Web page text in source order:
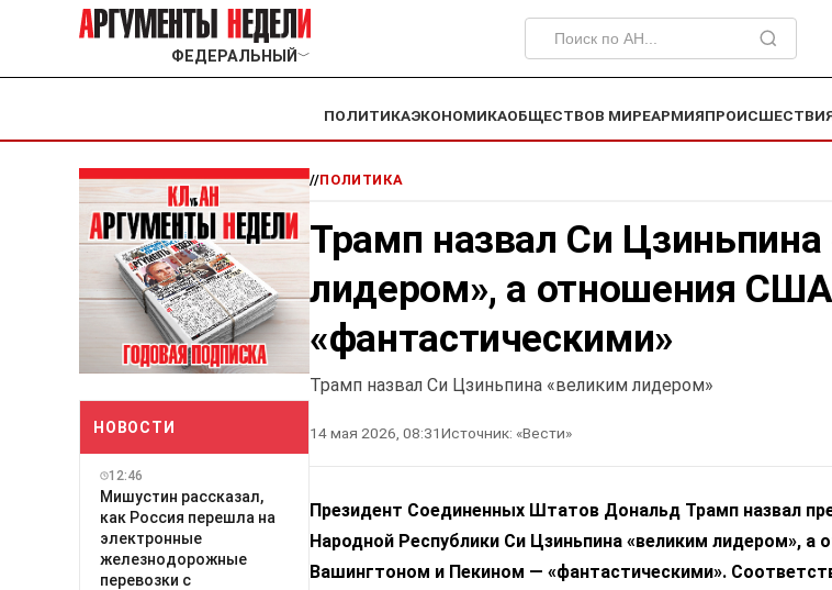
ФЕДЕРАЛЬНЫЙ ﹀
ПОЛИТИКАЭКОНОМИКАОБЩЕСТВОВ МИРЕАРМИЯ
НОВОСТИ
12:46
Мишустин рассказал,
как Россия перешла на
электронные
железнодорожные
перевозки с
//ПОЛИТИКА
Трамп назвал Си
лидером», а отношения
«фантастическими»
Трамп назвал Си Цзиньпина «великим лидером»
14 мая 2026, 08:31Источник: «Вести»
Президент Соединенных Штатов Дональд Трамп назвал
Народной Республики Си Цзиньпина «великим лидером»,
Вашингтоном и Пекином — «фантастическими».